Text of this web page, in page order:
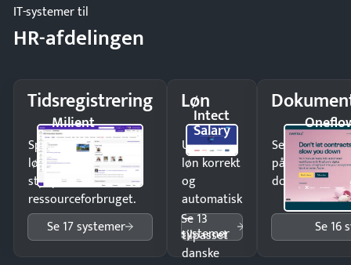
IT-systemer til
HR-afdelingen
Tidsregistrering
Milient
Spar tid på
lønberegning og få
styr på
ressourceforbruget.
Se 17 systemer
Løn
Intect
Salary
Udbetal
løn korrekt
og
automatisk
—
tilpasset
danske
Se 13
systemer
Send
på minutter
dokumenter.
Se 16